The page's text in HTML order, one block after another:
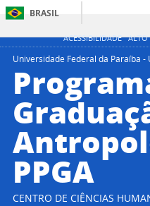
ACESSIBILIDADE ALTO
BRASIL
Universidade Federal da Paraíba -
PPGA
CENTRO DE CIÊNCIAS